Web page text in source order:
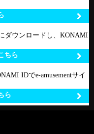
ダウンロードし、KONAMI
ちら
IDでe-amusementサイ
ら